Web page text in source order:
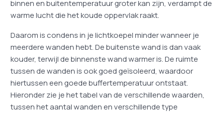
binnen en buitentemperatuur groter kan zijn, verdampt de
warme lucht die het koude oppervlak raakt.
Daarom is condens in je lichtkoepel minder wanneer je
meerdere wanden hebt. De buitenste wand is dan vaak
kouder, terwijl de binnenste wand warmer is. De ruimte
tussen de wanden is ook goed geïsoleerd, waardoor
hiertussen een goede buffertemperatuur ontstaat.
Hieronder zie je het tabel van de verschillende waarden,
tussen het aantal wanden en verschillende type